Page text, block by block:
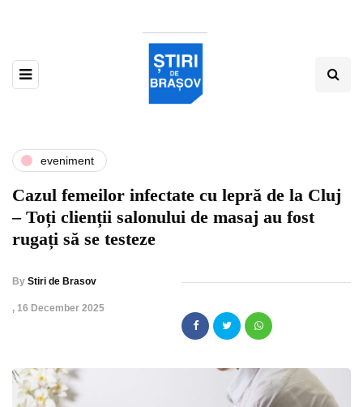
eveniment
Cazul femeilor infectate cu lepră de la Cluj
– Toți clienții salonului de masaj au fost
rugați să se testeze
By Stiri de Brasov
, 16 December 2025